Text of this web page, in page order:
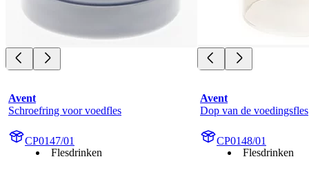
Avent
Schroefring voor voedfles
CP0147/01
Flesdrinken
Avent
Dop van de voedingsfles
CP0148/01
Flesdrinken